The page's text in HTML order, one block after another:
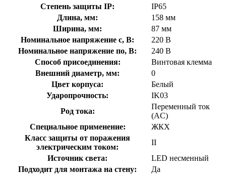
Степень защиты IP:
IP65
Длина, мм:
158 мм
Ширина, мм:
87 мм
Номинальное напряжение с, В:
220 В
Номинальное напряжение по, В:
240 В
Способ присоединения:
Винтовая клемма
Внешний диаметр, мм:
0
Цвет корпуса:
Белый
Ударопрочность:
IK03
Род тока:
Переменный ток
(AC)
Специальное применение:
ЖКХ
Класс защиты от поражения
электрическим током:
II
Источник света:
LED несменный
Подходит для монтажа на стену:
Да